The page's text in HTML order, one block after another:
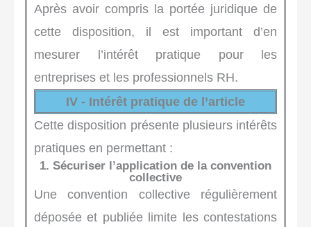
Après avoir compris la portée juridique de
cette disposition, il est important d’en
mesurer l’intérêt pratique pour les
entreprises et les professionnels RH.
IV - Intérêt pratique de l’article
Cette disposition présente plusieurs intérêts
pratiques en permettant :
1. Sécuriser l’application de la convention
collective
Une convention collective régulièrement
déposée et publiée limite les contestations